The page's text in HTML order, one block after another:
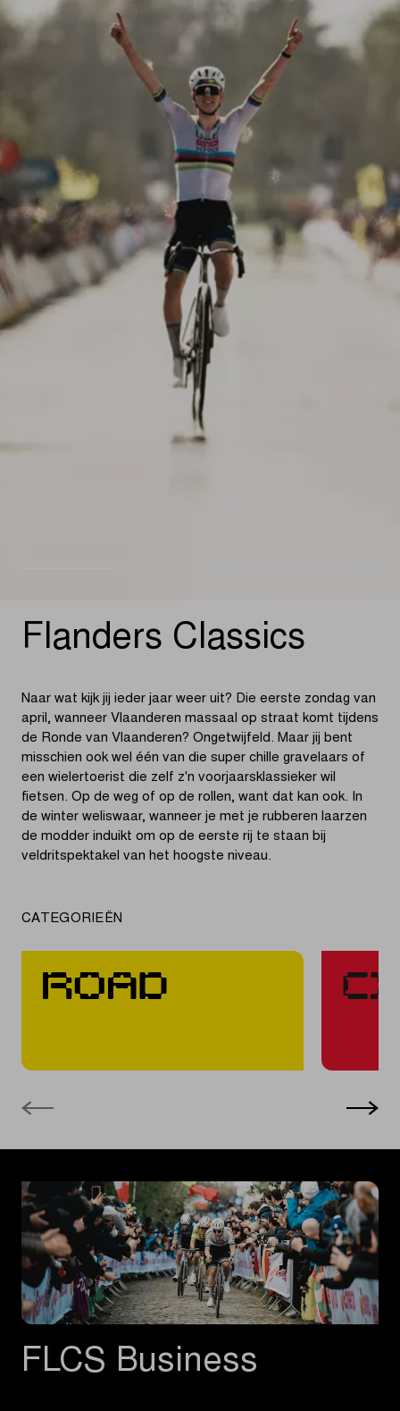
Flanders Classics
Naar wat kijk jij ieder jaar weer uit? Die eerste zondag van
april, wanneer Vlaanderen massaal op straat komt tijdens
de Ronde van Vlaanderen? Ongetwijfeld. Maar jij bent
misschien ook wel één van die super chille gravelaars of
een wielertoerist die zelf z'n voorjaarsklassieker wil
fietsen. Op de weg of op de rollen, want dat kan ook. In
de winter weliswaar, wanneer je met je rubberen laarzen
de modder induikt om op de eerste rij te staan bij
veldritspektakel van het hoogste niveau.
CATEGORIEËN
FLCS Business